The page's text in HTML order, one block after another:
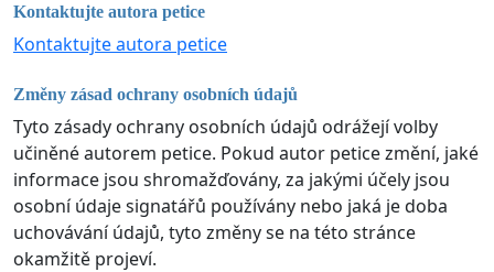
Kontaktujte autora petice
Kontaktujte autora petice
Změny zásad ochrany osobních údajů
Tyto zásady ochrany osobních údajů odrážejí volby
učiněné autorem petice. Pokud autor petice změní, jaké
informace jsou shromažďovány, za jakými účely jsou
osobní údaje signatářů používány nebo jaká je doba
uchovávání údajů, tyto změny se na této stránce
okamžitě projeví.